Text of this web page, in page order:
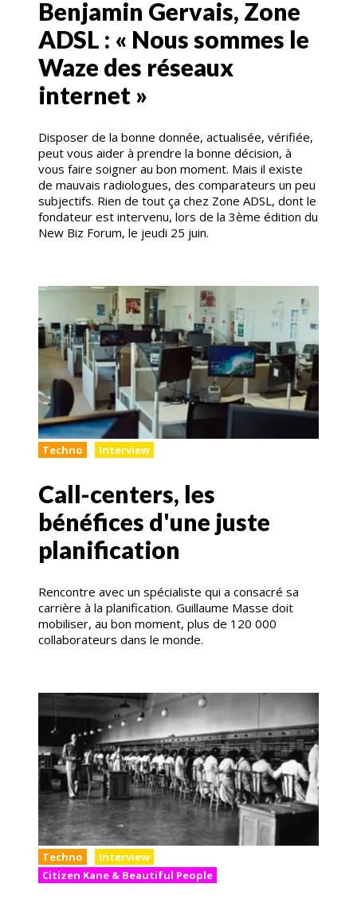
Benjamin Gervais, Zone
ADSL : « Nous sommes le
Waze des réseaux
internet »
Disposer de la bonne donnée, actualisée, vérifiée,
peut vous aider à prendre la bonne décision, à
vous faire soigner au bon moment. Mais il existe
de mauvais radiologues, des comparateurs un peu
subjectifs. Rien de tout ça chez Zone ADSL, dont le
fondateur est intervenu, lors de la 3ème édition du
New Biz Forum, le jeudi 25 juin.
Techno Interview
Call-centers, les
bénéfices d'une juste
planification
Rencontre avec un spécialiste qui a consacré sa
carrière à la planification. Guillaume Masse doit
mobiliser, au bon moment, plus de 120 000
collaborateurs dans le monde.
Techno
Interview
Citizen Kane & Beautiful People